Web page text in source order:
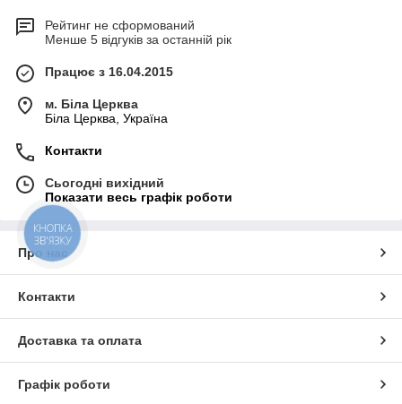
Рейтинг не сформований
Менше 5 відгуків за останній рік
Працює з 16.04.2015
м. Біла Церква
Біла Церква, Україна
Контакти
Сьогодні вихідний
Показати весь графік роботи
Про нас
Контакти
Доставка та оплата
Графік роботи
КНОПКА
ЗВ'ЯЗКУ